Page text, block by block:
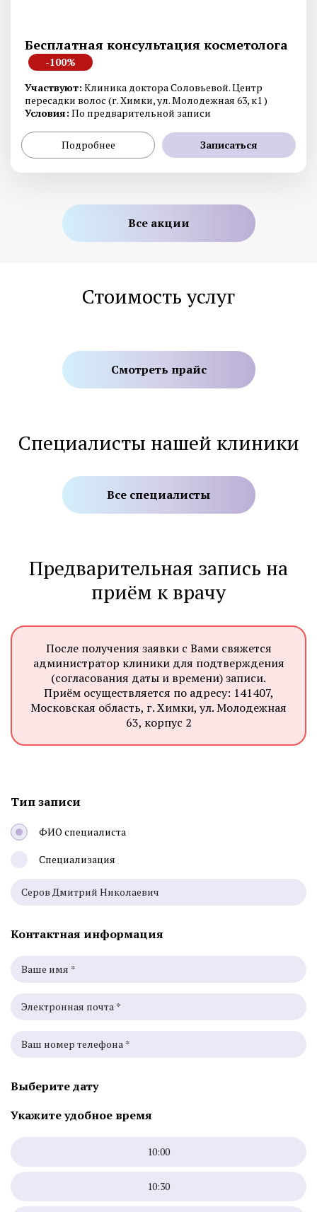
Бесплатная консультация косметолога
-100%
Участвуют: Клиника доктора Соловьевой. Центр
пересадки волос (г. Химки, ул. Молодежная 63, к1 )
Условия: По предварительной записи
Подробнее Записаться
Все акции
Стоимость услуг
Смотреть прайс
Специалисты нашей клиники
Все специалисты
Предварительная запись на
приём к врачу
После получения заявки с Вами свяжется
администратор клиники для подтверждения
(согласования даты и времени) записи.
Приём осуществляется по адресу: 141407,
Московская область, г. Химки, ул. Молодежная
63, корпус 2
Тип записи
ФИО специалиста
Специализация
Контактная информация
Выберите дату
Укажите удобное время
10:00
10:30